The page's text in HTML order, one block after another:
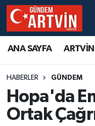
ANA SAYFA ARTVİN
HABERLER GÜNDEM
Hopa'da
Ortak